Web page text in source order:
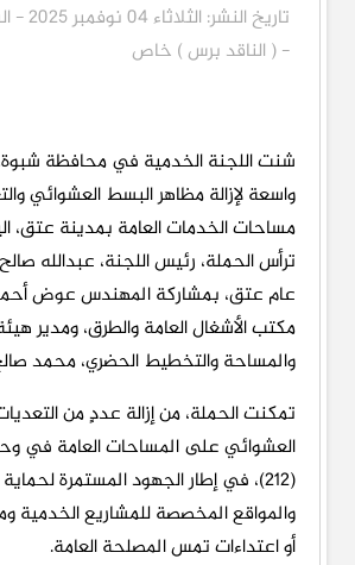
- ( الناقد برس ) خاص
شنت اللجنة الخدمية في محافظة
واسعة لإزالة مظاهر البسط العشوائي
مساحات الخدمات العامة بمدينة عتق،
ترأس الحملة، رئيس اللجنة، عبدالله
عام عتق، بمشاركة المهندس عوض
مكتب الأشغال العامة والطرق، ومدير
والمساحة والتخطيط الحضري، محمد
تمكنت الحملة، من إزالة عددٍ من
العشوائي على المساحات العامة في
(212)، في إطار الجهود المستمرة
والمواقع المخصصة للمشاريع الخدمية
أو اعتداءات تمس المصلحة العامة.